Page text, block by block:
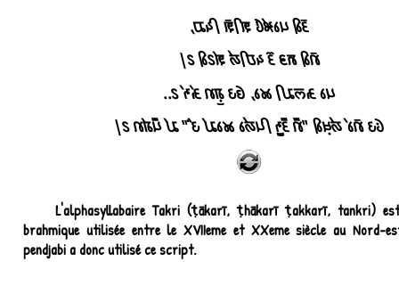
𑚙𑚲𑚤𑚯 𑚞𑚤𑚐𑚭𑚃 𑚧𑚯𑚧𑚲 𑚦𑚮𑚏,
𑚢𑚲𑚤𑚯 𑚨𑚡 𑚙𑚴 𑚦𑚜𑚯𑚁 𑚧𑚭𑚆𑚤𑚯 𑚆|
𑚞𑚤 𑚑𑚥𑚛𑚯 𑚊𑚤, 𑚄𑚩 𑚌𑚷𑚰𑚢 𑚑𑚭𑚝𑚭 𑚆..
𑚂𑚩 𑚢𑚲𑚤𑚭 𑚁𑚋𑚷𑚤𑚯 "𑚢𑚳 𑚙𑚳𑚝𑚱 𑚞𑚮𑚁𑚤 𑚊𑚤𑚛𑚭 𑚩𑚭𑚫" 𑚛𑚭 𑚞𑚳𑚌𑚭𑚢 𑚆|
L'alphasyllabaire Takri (ṭākarī, ṭhākarī ṭakkarī, tankri)
brahmique utilisée entre le XVIIeme et XXeme siècle au Nord-
pendjabi a donc utilisé ce script.